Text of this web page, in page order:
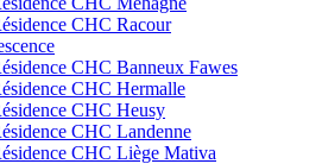
CHC Racour
CHC Banneux Fawes
CHC Hermalle
CHC Heusy
CHC Landenne
CHC Liège Mativa